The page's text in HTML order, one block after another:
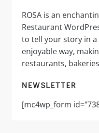
ROSA is an
Restaurant
to tell your story in
enjoyable way,
restaurants,
NEWSLETTER
[mc4wp_form